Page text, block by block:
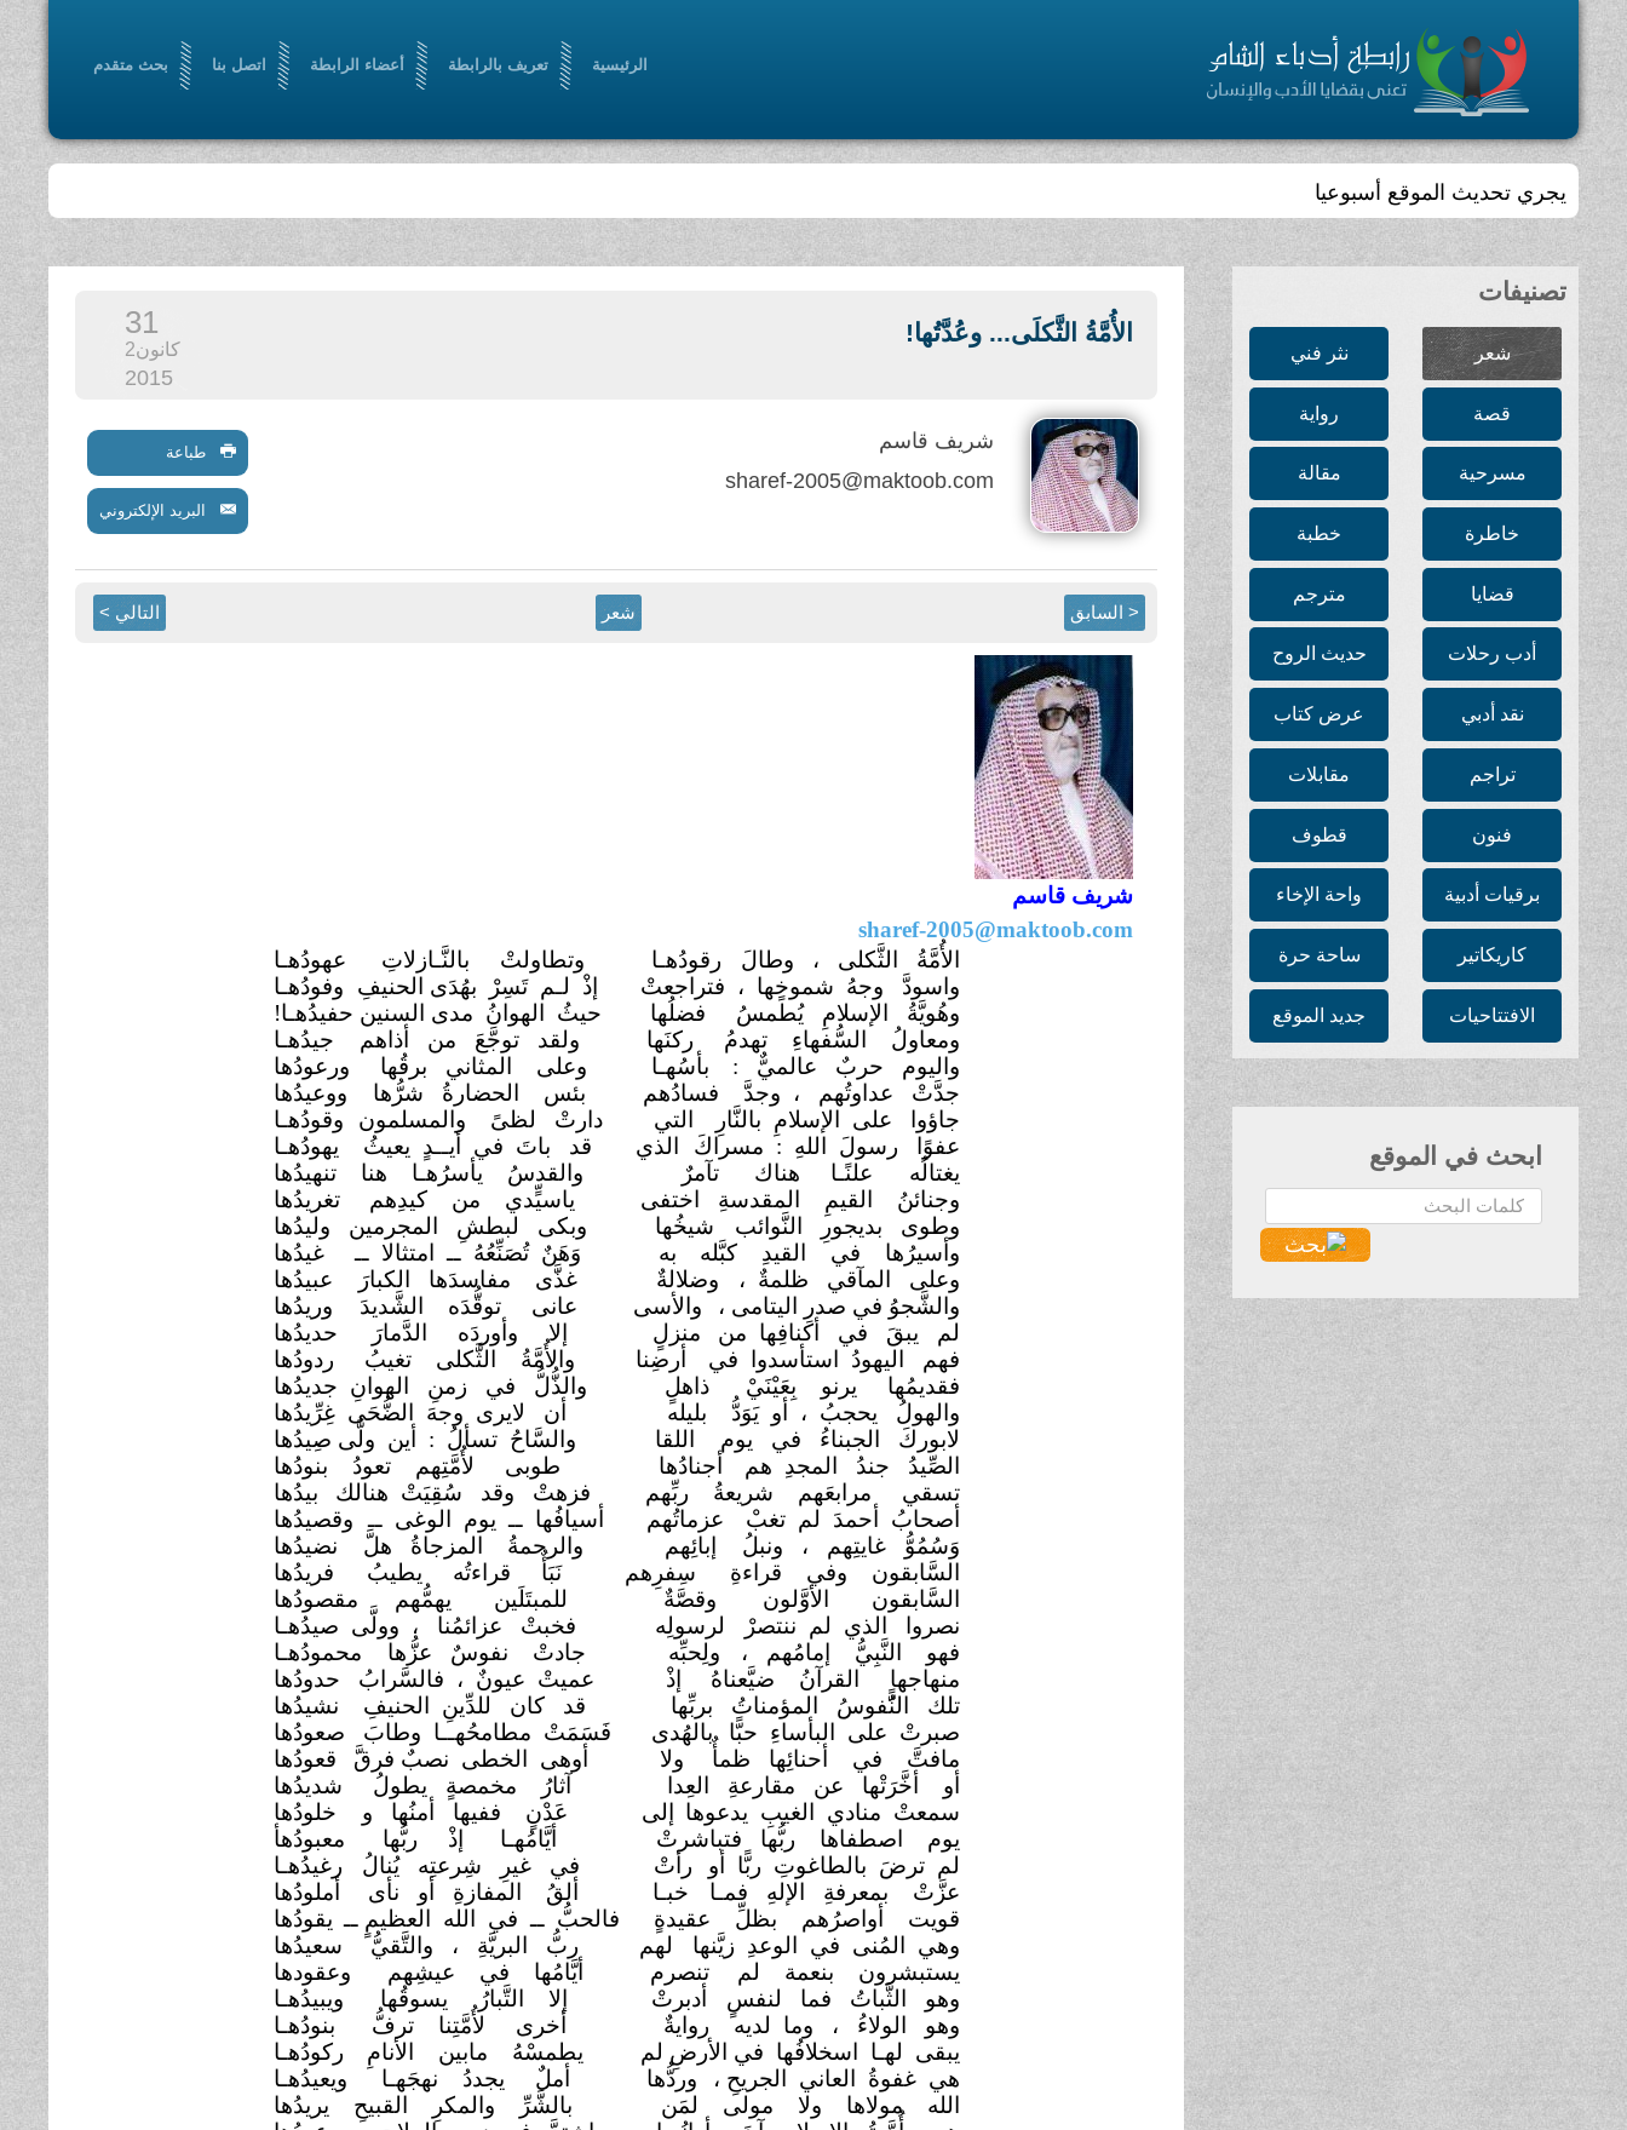
الرئيسية تعريف بالرابطة أعضاء الرابطة اتصل بنا بحث متقدم
يجري تحديث الموقع أسبوعيا
تصنيفات
شعر نثر فني
قصة رواية
مسرحية مقالة
خاطرة خطبة
قضايا مترجم
أدب رحلات حديث الروح
نقد أدبي عرض كتاب
تراجم مقابلات
فنون قطوف
برقيات أدبية واحة الإخاء
كاريكاتير ساحة حرة
الافتتاحيات جديد الموقع
ابحث في الموقع
البحث...
الأُمَّةُ الثَّكلَى... وعُدَّتُها! 31
كانون2
2015
شريف قاسم
sharef-2005@maktoob.com
طباعة
البريد الإلكتروني
< السابق شعر التالي >
شريف قاسم
sharef-2005@maktoob.com
الأُمَّةُ الثَّكلى ، وطالَ
رقودُهـا
واسودَّ وجهُ شموخٍها ، فتراجعتْ
وهُويَّةُ الإسلامِ يُطمسُ
فضلُها
ومعاولُ السُّفهاءِ تهدمُ
ركنَها
واليوم حربٌ عالميٌّ :
بأسُهـا
جدَّتْ عداوتُهم ، وجدَّ
فسادُهم
جاؤوا على الإسلامِ بالنَّارِ
التي
عفوًا رسولَ اللهِ : مسراكَ
الذي
يغتالُه علنًـا هناك
تآمرٌ
وجنائنُ القيمِ المقدسةِ اختفى
وطوى بديجورِ النَّوائب
شيخُها
وأسيرُها في القيدِ كبَّله
به
وعلى المآقي ظلمةٌ ،
وضلالةٌ
والشَّجوُ في صدرِ اليتامى ،
والأسى
لم يبقَ في أكنافِها من
منزلٍ
فهم اليهودُ استأسدوا في
أرضِنا
فقديمُها يرنو بِعَيْنَيْ
ذاهلٍ
والهولُ يحجبُ ، أو يَوَدُّ
بليله
لابوركَ الجبناءُ في يوم
اللقا
الصِّيدُ جندُ المجدِ هم
أجنادُها
تسقي مرابعَهم شريعةُ ربِّهم
أصحابُ أحمدَ لم تغبْ
عزماتُهم
وَسُمُوُّ غايتِهم ، ونبلُ
إبائِهم
السَّابقون وفي قراءةِ
سِفرِهم
السَّابقون الأوَّلون
وقصَّةٌ
نصروا الذي لم ننتصرْ
لرسولِه
فهو النَّبِيُّ إمامُهم ،
ولِحبِّه
منهاجها القرآنُ ضيَّعناهُ
إذْ
تلك النًُّفوسُ المؤمناتُ بربِّها
صبرتْ على البأساءِ حبًّا
بالهُدى
مافتَّ في أحنائِها ظمأٌ
ولا
أو أخَّرَتْها عن مقارعةِ العِدا
سمعتْ منادي الغيبِ يدعوها
إلى
يوم اصطفاها ربُّها فتباشرتْ
لم ترضَ بالطاغوتِ ربًّا أو
رأتْ
عزَّتْ بمعرفةِ الإلهِ فمـا
خبـا
قويت أواصرُهم بظلِّ عقيدةٍ
وهي المُنى في الوعدِ زيَّنها
لهم
يستبشرون بنعمة لم
تنصرم
وهو الثَّباتُ فما لنفسٍ
أدبرتْ
وهو الولاءُ ، وما لديه
روايةٌ
يبقى لهـا اسخلافُها في الأرضِ لم
هي غفوةُ العاني الجريحِ ،
وردُّها
الله مولاها ولا مولى لمَن
وتطاولتْ بالنَّـازلاتِ
عهودُهـا
إذْ لـم تَسِرْ بهُدَى الحنيفِ
وفودُهـا
حيثُ الهوانُ مدى السنين حفيدُهـا!
ولقد توجَّعَ من أذاهم
جيدُهـا
وعلى المثاني برقُها
ورعودُها
بئس الحضارةُ شرُّها
ووعيدُها
دارتْ لظىً والمسلمون
وقودُهـا
قد باتَ في أيــدٍ يعيثُ
يهودُهـا
والقدسُ يأسرُهـا هنا تنهيدُها
ياسيٍّدي من كيدِهم
تغريدُها
وبكى لبطشِ المجرمين وليدُها
وَهَنٌ تُصَنِّعُهُ ــ امتثالا ــ
غيدُها
غذَّى مفاسدَها الكبارَ
عبيدُها
عانى توقُّدَه الشَّديدَ
وريدُها
إلا وأوردَه الدَّمارَ
حديدُها
والأُمَّةُ الثَّكلى تغيبُ
ردودُها
والذُّلُّ في زمنِ الهوانِ جديدُها
أن لايرى وجهَ الضُّحَى غِرِّيدُها
والسَّاحُ تسألُ : أين ولَّى صِيدُها
طوبى لأُمَّتِهم تعودُ بنودُها
فزهتْ وقد سُقِيَتْ هنالك
بيدُها
أسيافُها ــ يوم الوغى ــ وقصيدُها
والرحمةُ المزجاةُ هلَّ
نضيدُها
نَبَأٌ قراءتُه يطيبُ
فريدُها
للمبتَلَين يهمُّهم مقصودُها
فخبتْ عزائمُنا ، وولَّى صيدُهـا
جادتْ نفوسٌ عزُّها
محمودُهـا
عميتْ عيونٌ ، فالسَّرابُ
حدودُها
قد كان للدِّينِ الحنيفِ
نشيدُها
فَسَمَتْ مطامحُهــا وطابَ
صعودُها
أوهى الخطى نصبٌ فرقَّ
قعودُها
آثارُ مخمصةٍ يطولُ
شديدُها
عَدْنٍ ففيها أمنُها و
خلودُها
أيَّامُهـا إذْ ربُّها
معبودُهأ
في غيرِ شِرعتِه يُنالُ
رغيدُهـا
ألقُ المفازةِ أو نأى
أملودُها
فالحبُّ ــ في الله العظيمٍ ــ يقودُها
ربُّ البريَّةِ ، والتَّقيُّ
سعيدُها
أيَّامُها في عيشِهم
وعقودها
إلا التَّبارُ يسوقُها
ويبيدُهـا
أخرى لأُمَّتِنا ترفُّ
بنودُهـا
يطمسْهُ مابين الأنامِ
ركودُهـا
أملٌ يجددُ نهجَهـا
ويعيدُهـا
بالشَّرِّ والمكرِ القبيحِ يريدُها